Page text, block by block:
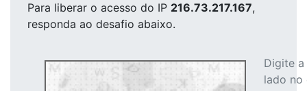
Para liberar o acesso do IP 216.73.217.167,
responda ao desafio abaixo.
Digite
lado no